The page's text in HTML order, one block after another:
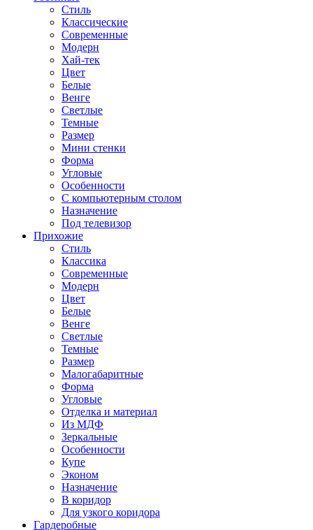
Стиль
Классические
Современные
Модерн
Хай-тек
Цвет
Белые
Венге
Светлые
Темные
Размер
Мини стенки
Форма
Угловые
Особенности
С компьютерным столом
Назначение
Под телевизор
Прихожие
Стиль
Классика
Современные
Модерн
Цвет
Белые
Венге
Светлые
Темные
Размер
Малогабаритные
Форма
Угловые
Отделка и материал
Из МДФ
Зеркальные
Особенности
Купе
Эконом
Назначение
В коридор
Для узкого коридора
Гардеробные